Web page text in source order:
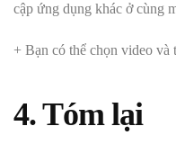
cập ứng dụng khác ở cùng
+ Bạn có thể chọn video
4. Tóm lại